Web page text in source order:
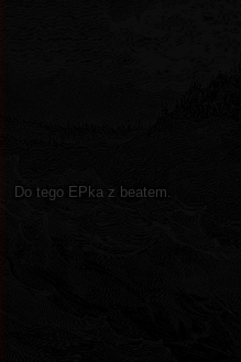
Do tego EPka z beatem.